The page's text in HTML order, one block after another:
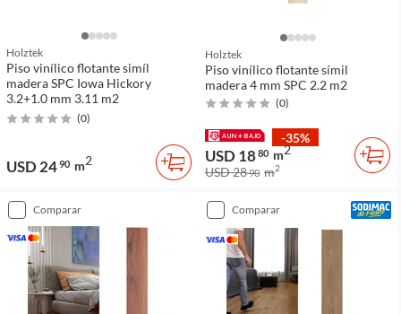
Holztek
Piso vinílico flotante simíl
madera SPC Iowa Hickory
3.2+1.0 mm 3.11 m2
(0)
USD 2490 m2
Holztek
Piso vinílico flotante símil
madera 4 mm SPC 2.2 m2
(0)
-35%
USD 1880 m2
USD 2890 m2
comparar comparar